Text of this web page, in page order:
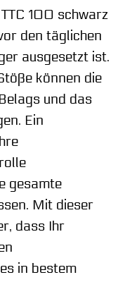
100 schwarz
den täglichen
ausgesetzt ist.
können die
und das
Ein
gesamte
Mit dieser
dass Ihr
in bestem